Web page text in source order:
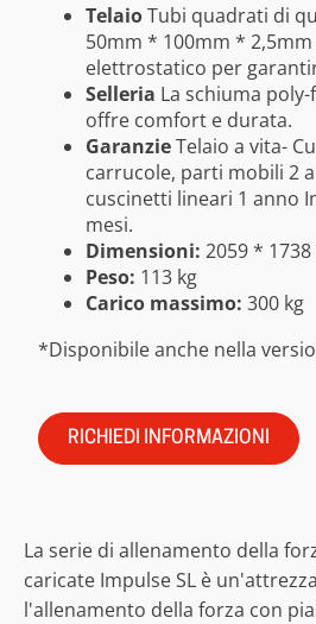
TelaioTubi quadrati di
50mm * 100mm *
elettrostatico per
Selleria La schiuma
offre comfort e durata.
GaranzieTelaio a vita-
carrucole, parti mobili 2
cuscinetti lineari 1 anno
mesi.
Dimensioni: 2059 *
Peso: 113 kg
Carico massimo: 300 kg
*Disponibile anche nella
RICHIEDI INFORMAZIONI
La serie di allenamento della
caricate Impulse SL è
l'allenamento della forza con